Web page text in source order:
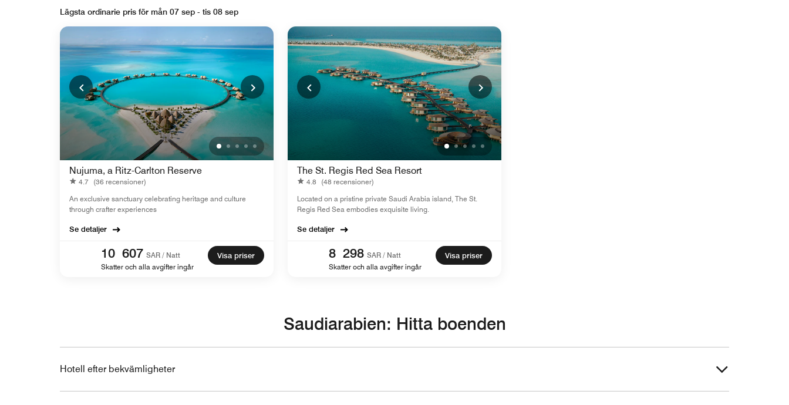
Lägsta ordinarie pris för mån 07 sep - tis 08 sep
Nujuma, a Ritz-Carlton Reserve
4.7 (36 recensioner)
An exclusive sanctuary celebrating heritage and culture
through crafter experiences
Se detaljer
10 607 SAR / Natt
Skatter och alla avgifter ingår
Visa priser
The St. Regis Red Sea Resort
4.8
(48 recensioner)
Located on a pristine private Saudi Arabia island, The St.
Regis Red Sea embodies exquisite living.
Se detaljer
8 298 SAR / Natt
Skatter och alla avgifter ingår
Visa priser
Saudiarabien: Hitta boenden
Hotell efter bekvämligheter